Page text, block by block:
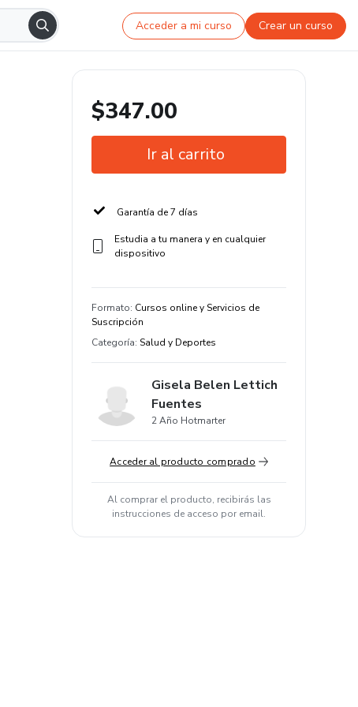
Acceder a mi curso Crear un curso
$347.00
Ir al carrito
Garantía de 7 días
Estudia a tu manera y en cualquier
dispositivo
Formato: Cursos online y Servicios de
Suscripción
Categoría: Salud y Deportes
Gisela Belen Lettich
Fuentes
2 Año Hotmarter
Acceder al producto comprado
Al comprar el producto, recibirás las
instrucciones de acceso por email.